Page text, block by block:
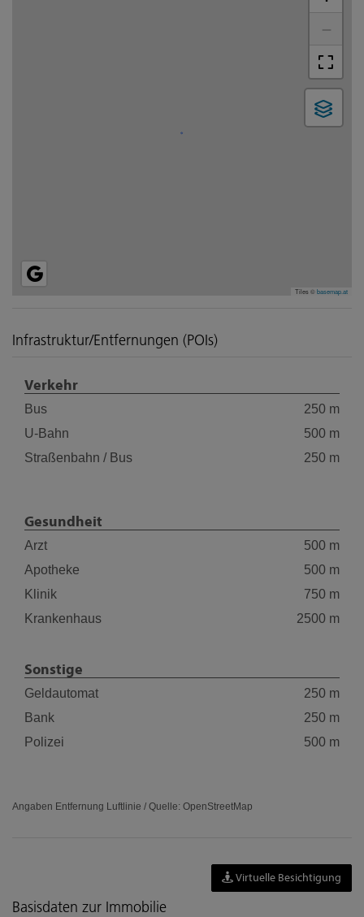
−
Tiles ©basemap.at
Infrastruktur/Entfernungen (POIs)
Verkehr
Bus
250 m
U-Bahn
500 m
Straßenbahn / Bus
250 m
Gesundheit
Arzt
500 m
Apotheke
500 m
Klinik
750 m
Krankenhaus
2500 m
Sonstige
Geldautomat
250 m
Bank
250 m
Polizei
500 m
Angaben Entfernung Luftlinie / Quelle: OpenStreetMap
Virtuelle Besichtigung
Basisdaten zur Immobilie